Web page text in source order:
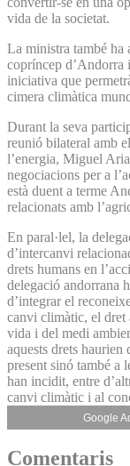
vida de la societat.
La ministra també ha
copríncep d’Andorra
iniciativa que
cimera climàtica
Durant la seva
reunió bilateral amb
l’energia, Miguel
negociacions per a
està duent a terme
relacionats amb
En paral·lel, la
d’intercanvi
drets humans en
delegació andorrana
d’integrar el
canvi climàtic, el dret
vida i del medi
aquests drets haurien
present sinó també a
han incidit, entre
canvi climàtic i al
Google
Comentaris